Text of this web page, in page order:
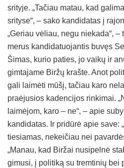
srityje. „Tačiau matau, kad
srityse“, – sako kandidatas į
„Geriau vėliau, negu niekada“,
merus kandidatuojantis buvęs
Šimas, kurio paties, jo vaikų ir
gimtajame Biržų krašte. Anot
gali laimėti mūšį, tačiau karo
praėjusios kadencijos rinkimai.
laimėjom, karo – ne“, – apie
kandidatas. Ir pridūrė apie save:
tiesiamas, nekeičiau nei
„Manau, kad Biržai nusipelnė
gimusi, į politiką su tremtinių bei